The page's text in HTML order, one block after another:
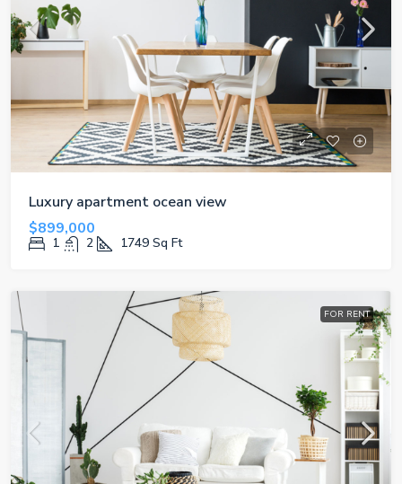
Luxury apartment ocean view
$899,000
1 2 1749 Sq Ft
FOR RENT